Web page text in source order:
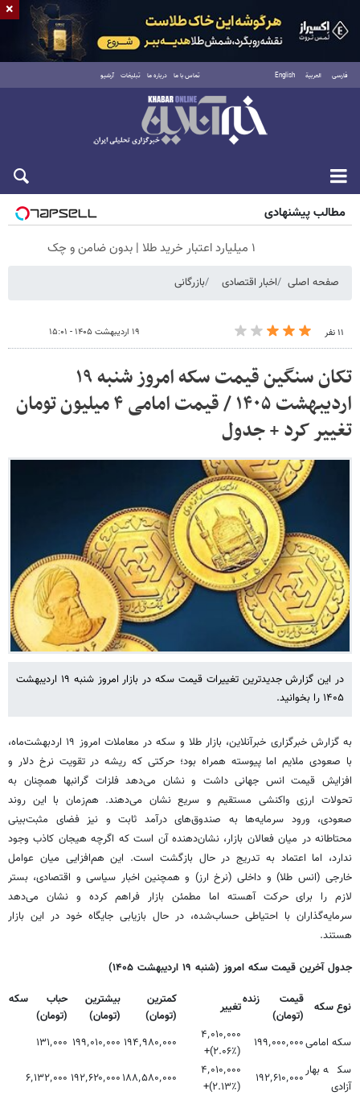
فارسی العربية English تماس با ما درباره ما تبلیغات آرشیو
جمعه ۱۶ مرداد ۱۴۰۵
مطالب پیشنهادی
۱ میلیارد اعتبار خرید طلا | بدون ضامن و چک
صفحه اصلی اخبار اقتصادی بازرگانی
۱۱ نفر ۱۹ اردیبهشت ۱۴۰۵ - ۱۵:۰۱
تکان سنگین قیمت سکه امروز شنبه ۱۹
اردیبهشت ۱۴۰۵ / قیمت امامی ۴ میلیون تومان
تغییر کرد + جدول
در این گزارش جدیدترین تغییرات قیمت سکه در بازار امروز شنبه ۱۹ اردیبهشت
۱۴۰۵ را بخوانید.
به گزارش خبرگزاری خبرآنلاین، بازار طلا و سکه در معاملات امروز ۱۹ اردبهشت‌ماه،
با صعودی ملایم اما پیوسته همراه بود؛ حرکتی که ریشه در تقویت نرخ دلار و
افزایش قیمت انس جهانی داشت و نشان می‌دهد فلزات گرانبها همچنان به
تحولات ارزی واکنشی مستقیم و سریع نشان می‌دهند. هم‌زمان با این روند
صعودی، ورود سرمایه‌ها به صندوق‌های درآمد ثابت و نیز فضای مثبت‌بینی
محتاطانه در میان فعالان بازار، نشان‌دهنده آن است که اگرچه هیجان کاذب وجود
ندارد، اما اعتماد به تدریج در حال بازگشت است. این هم‌افزایی میان عوامل
خارجی (انس طلا) و داخلی (نرخ ارز) و همچنین اخبار سیاسی و اقتصادی، بستر
لازم را برای حرکت آهسته اما مطمئن بازار فراهم کرده و نشان می‌دهد
سرمایه‌گذاران با احتیاطی حساب‌شده، در حال بازیابی جایگاه خود در این بازار
هستند.
جدول آخرین قیمت سکه امروز (شنبه ۱۹ اردیبهشت ۱۴۰۵)
نوع سکه
قیمت زنده
(تومان)
تغییر
کمترین
(تومان)
بیشترین
(تومان)
حباب سکه
(تومان)
سکه امامی۱۹۹٬۰۰۰٬۰۰۰
۴٬۰۱۰٬۰۰۰
(۲.۰۶٪)+
۱۹۴٬۹۸۰٬۰۰۰ ۱۹۹٬۰۱۰٬۰۰۰ ۱۳۱٬۰۰۰
سکه بهار
آزادی
۱۹۲٬۶۱۰٬۰۰۰
۴٬۰۱۰٬۰۰۰
(۲.۱۳٪)+
۱۸۸٬۵۸۰٬۰۰۰ ۱۹۲٬۶۲۰٬۰۰۰ ۶٬۱۳۲٬۰۰۰
×